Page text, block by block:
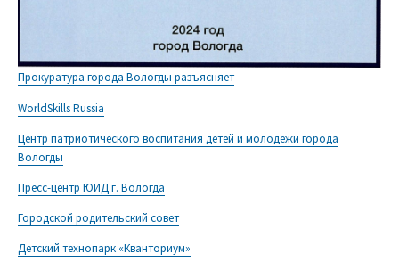
Прокуратура города Вологды разъясняет
WorldSkills Russia
Центр патриотического воспитания детей и молодежи города
Вологды
Пресс-центр ЮИД г. Вологда
Городской родительский совет
Детский технопарк «Кванториум»